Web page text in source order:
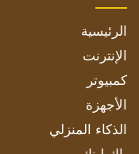
الرئيسية
الإنترنت
كمبيوتر
الأجهزة
الذكاء المنزلي